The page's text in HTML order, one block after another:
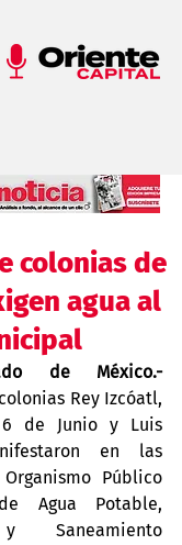
colonias de
agua al
de México.-
Rey Izcóatl,
de Junio y Luis
en las
Público
Agua Potable,
Saneamiento